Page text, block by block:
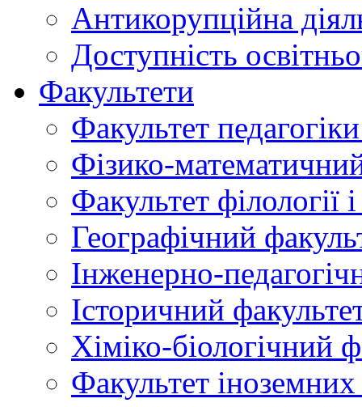
Антикорупційна
Доступність
Факультети
Факультет
Фізико-
Факультет філології
Географічний
Інженерно-
Історичний
Хіміко-біологічний
Факультет